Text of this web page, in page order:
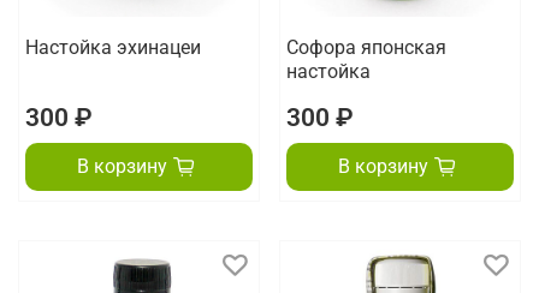
Настойка эхинацеи
300 ₽
В корзину
Софора японская
настойка
300 ₽
В корзину